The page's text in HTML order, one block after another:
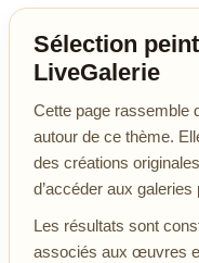
Sélection
LiveGalerie
Cette page rassemble
autour de ce thème.
des créations
d’accéder aux
Les résultats sont
associés aux œuvres